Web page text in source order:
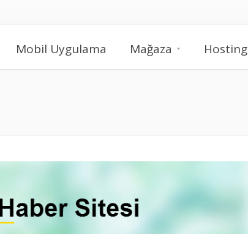
Mobil Uygulama Mağaza Hosting